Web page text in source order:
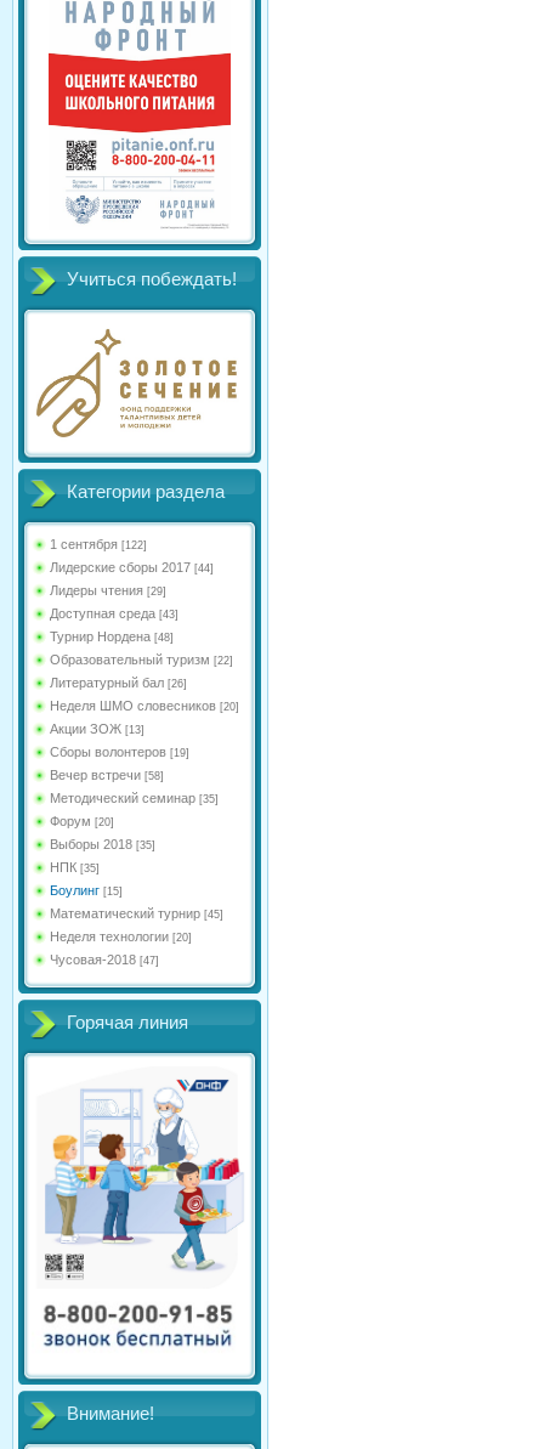
Учиться побеждать!
Категории раздела
1 сентября [122]
Лидерские сборы 2017 [44]
Лидеры чтения [29]
Доступная среда [43]
Турнир Нордена [48]
Образовательный туризм [22]
Литературный бал [26]
Неделя ШМО словесников [20]
Акции ЗОЖ [13]
Сборы волонтеров [19]
Вечер встречи [58]
Методический семинар [35]
Форум [20]
Выборы 2018 [35]
НПК [35]
Боулинг [15]
Математический турнир [45]
Неделя технологии [20]
Чусовая-2018 [47]
Горячая линия
Внимание!